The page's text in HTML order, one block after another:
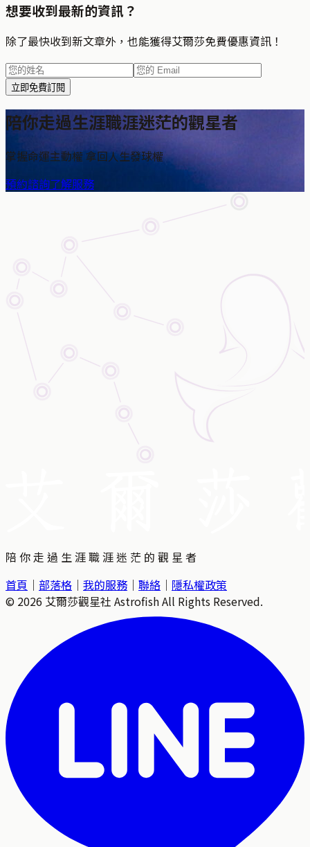
想要收到最新的資訊？
除了最快收到新文章外，也能獲得艾爾莎免費優惠資訊！
立即免費訂閱
陪你走過生涯職涯迷茫的觀星者
掌握命運主動權 拿回人生發球權
預約諮詢了解服務
陪 你 走 過 生 涯 職 涯 迷 茫 的 觀 星 者
首頁 ｜ 部落格 ｜ 我的服務 ｜ 聯絡 ｜ 隱私權政策
© 2026 艾爾莎觀星社 Astrofish All Rights Reserved.